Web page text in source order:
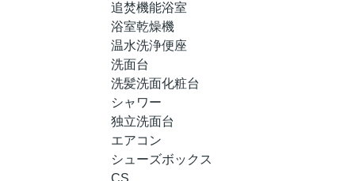
追焚機能浴室
浴室乾燥機
温水洗浄便座
洗面台
洗髪洗面化粧台
シャワー
独立洗面台
エアコン
シューズボックス